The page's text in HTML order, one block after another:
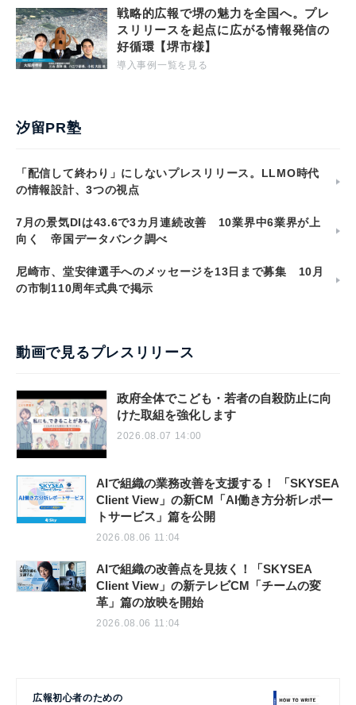
戦略的広報で堺の魅力を全国へ。プレ
スリリースを起点に広がる情報発信の
好循環【堺市様】
導入事例一覧を見る
汐留PR塾
「配信して終わり」にしないプレスリリース。LLMO時代
の情報設計、3つの視点
7月の景気DIは43.6で3カ月連続改善 10業界中6業界が上
向く 帝国データバンク調べ
尼崎市、堂安律選手へのメッセージを13日まで募集 10月
の市制110周年式典で掲示
動画で見るプレスリリース
政府全体でこども・若者の自殺防止に向
けた取組を強化します
2026.08.07 14:00
AIで組織の業務改善を支援する！ 「SKYSEA
Client View」の新CM「AI働き方分析レポー
トサービス」篇を公開
2026.08.06 11:04
AIで組織の改善点を見抜く！「SKYSEA
Client View」の新テレビCM「チームの変
革」篇の放映を開始
2026.08.06 11:04
広報初心者のための